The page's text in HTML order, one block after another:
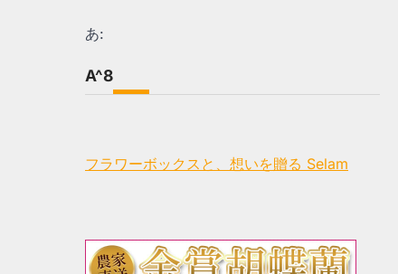
あ:
A^8
フラワーボックスと、想いを贈る Selam